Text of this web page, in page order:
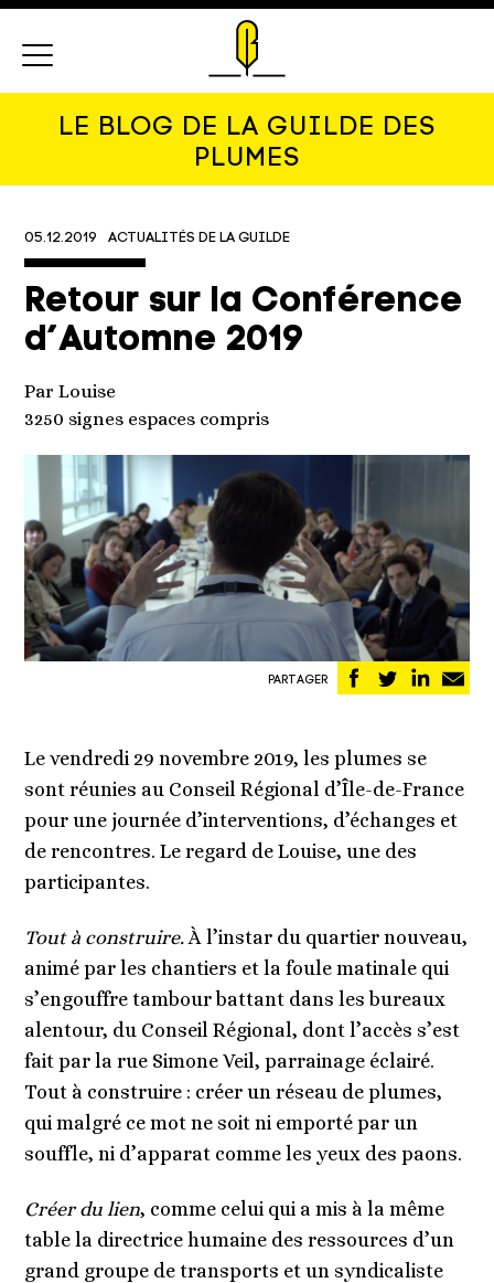
LE BLOG DE LA GUILDE DES
PLUMES
05.12.2019 ACTUALITÉS DE LA GUILDE
Retour sur la Conférence
d’Automne 2019
Par Louise
3250 signes espaces compris
PARTAGER
Partager
sur
Partager
sur sur
Le vendredi 29 novembre 2019, les plumes se
sont réunies au Conseil Régional d’Île-de-France
pour une journée d’interventions, d’échanges et
de rencontres. Le regard de Louise, une des
participantes.
Tout à construire.À l’instar du quartier nouveau,
animé par les chantiers et la foule matinale qui
s’engouffre tambour battant dans les bureaux
alentour, du Conseil Régional, dont l’accès s’est
fait par la rue Simone Veil, parrainage éclairé.
Tout à construire : créer un réseau de plumes,
qui malgré ce mot ne soit ni emporté par un
souffle, ni d’apparat comme les yeux des paons.
Créer du lien, comme celui qui a mis à la même
table la directrice humaine des ressources d’un
grand groupe de transports et un syndicaliste